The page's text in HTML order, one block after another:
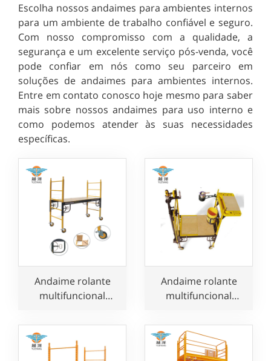
Escolha nossos andaimes para ambientes internos
para um ambiente de trabalho confiável e seguro.
Com nosso compromisso com a qualidade, a
segurança e um excelente serviço pós-venda, você
pode confiar em nós como seu parceiro em
soluções de andaimes para ambientes internos.
Entre em contato conosco hoje mesmo para saber
mais sobre nossos andaimes para uso interno e
como podemos atender às suas necessidades
específicas.
Andaime rolante
multifuncional
padeiros
Andaime rolante
multifuncional
serviço pesado,
para uso em
construção